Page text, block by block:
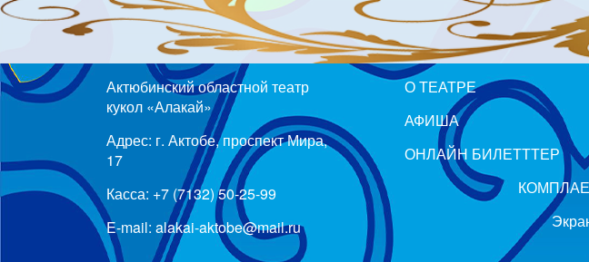
Актюбинский областной театр
кукол «Алакай»
Адрес: г. Актобе, проспект Мира,
17
Касса: +7 (7132) 50-25-99
E-mail: alakai-aktobe@mail.ru
О ТЕАТРЕ
АФИША
ОНЛАЙН БИЛЕТТТЕР